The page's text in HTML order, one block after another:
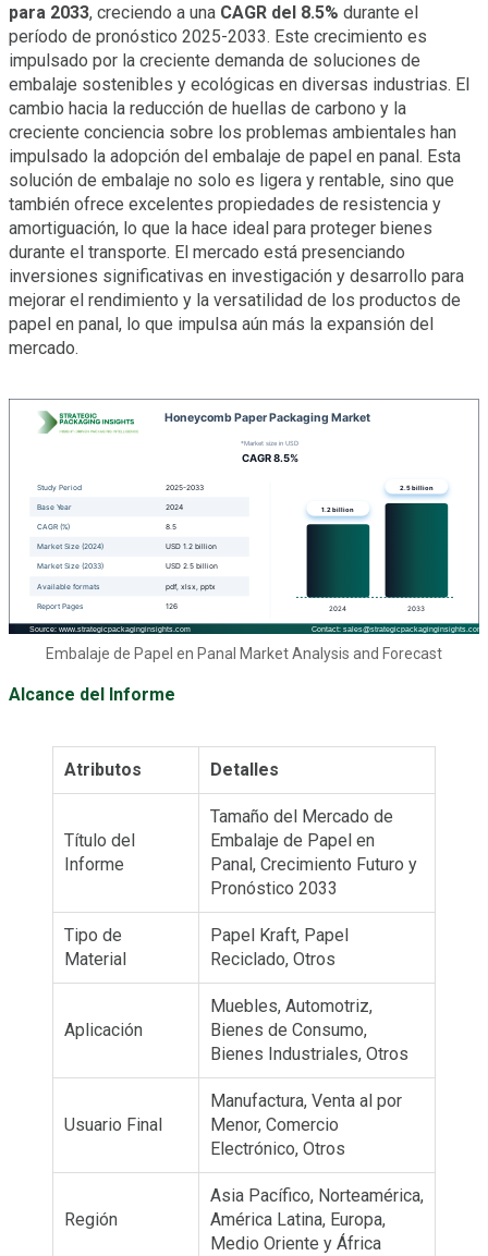
para 2033, creciendo a una CAGR del 8.5% durante el
período de pronóstico 2025-2033. Este crecimiento es
impulsado por la creciente demanda de soluciones de
embalaje sostenibles y ecológicas en diversas industrias. El
cambio hacia la reducción de huellas de carbono y la
creciente conciencia sobre los problemas ambientales han
impulsado la adopción del embalaje de papel en panal. Esta
solución de embalaje no solo es ligera y rentable, sino que
también ofrece excelentes propiedades de resistencia y
amortiguación, lo que la hace ideal para proteger bienes
durante el transporte. El mercado está presenciando
inversiones significativas en investigación y desarrollo para
mejorar el rendimiento y la versatilidad de los productos de
papel en panal, lo que impulsa aún más la expansión del
mercado.
Embalaje de Papel en Panal Market Analysis and Forecast
Alcance del Informe
Atributos Detalles
Título del
Informe
Tamaño del Mercado de
Embalaje de Papel en
Panal, Crecimiento Futuro y
Pronóstico 2033
Tipo de
Material
Papel Kraft, Papel
Reciclado, Otros
Aplicación
Muebles, Automotriz,
Bienes de Consumo,
Bienes Industriales, Otros
Usuario Final
Manufactura, Venta al por
Menor, Comercio
Electrónico, Otros
Región
Asia Pacífico, Norteamérica,
América Latina, Europa,
Medio Oriente y África